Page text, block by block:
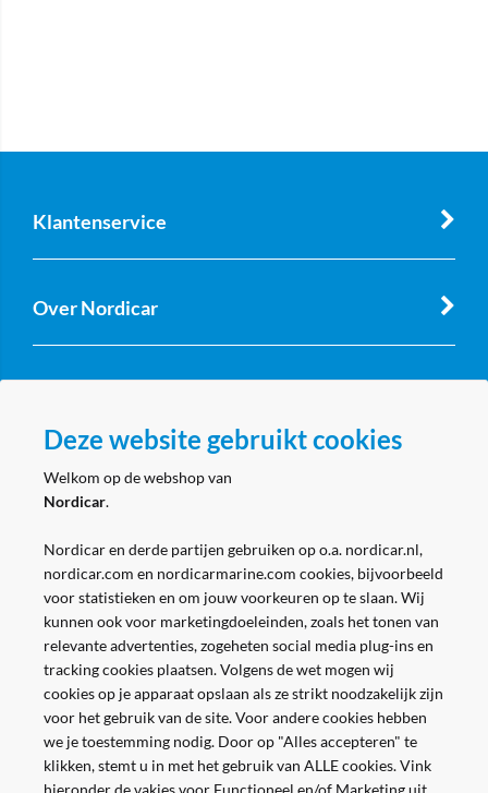
Klantenservice
Over Nordicar
Volg ons
Deze website gebruikt cookies
Welkom op de webshop van
Nordicar.
Nordicar en derde partijen gebruiken op o.a. nordicar.nl,
nordicar.com en nordicarmarine.com cookies, bijvoorbeeld
voor statistieken en om jouw voorkeuren op te slaan. Wij
kunnen ook voor marketingdoeleinden, zoals het tonen van
relevante advertenties, zogeheten social media plug-ins en
tracking cookies plaatsen. Volgens de wet mogen wij
cookies op je apparaat opslaan als ze strikt noodzakelijk zijn
voor het gebruik van de site. Voor andere cookies hebben
we je toestemming nodig. Door op "Alles accepteren" te
klikken, stemt u in met het gebruik van ALLE cookies. Vink
hieronder de vakjes voor Functioneel en/of Marketing uit